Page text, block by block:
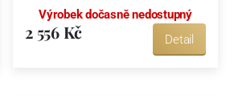
Výrobek dočasně nedostupný
2 556 Kč Detail